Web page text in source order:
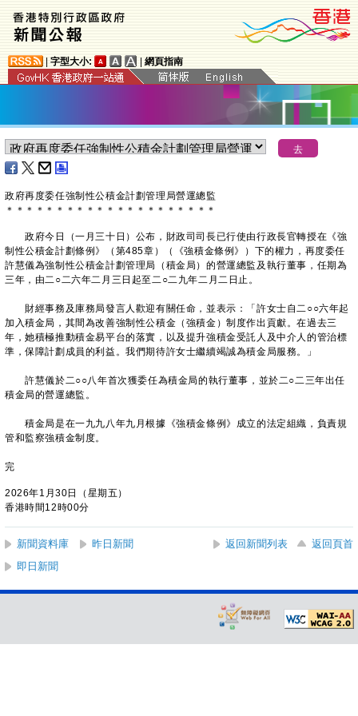
字型大小: 網頁指南
​政府再度委任強制性公積金計劃管理局營運總監
＊ ＊ ＊ ＊ ＊ ＊ ＊ ＊ ＊ ＊ ＊ ＊ ＊ ＊ ＊ ＊ ＊ ＊ ＊ ＊ ＊
政府今日（一月三十日）公布，財政司司長已行使由行政長官轉授在《強
制性公積金計劃條例》（第485章）（《強積金條例》）下的權力，再度委任
許慧儀為強制性公積金計劃管理局（積金局）的營運總監及執行董事，任期為
三年，由二○二六年二月三日起至二○二九年二月二日止。
財經事務及庫務局發言人歡迎有關任命，並表示：「許女士自二○○六年起
加入積金局，其間為改善強制性公積金（強積金）制度作出貢獻。在過去三
年，她積極推動積金易平台的落實，以及提升強積金受託人及中介人的管治標
準，保障計劃成員的利益。我們期待許女士繼續竭誠為積金局服務。」
許慧儀於二○○八年首次獲委任為積金局的執行董事，並於二○二三年出任
積金局的營運總監。
積金局是在一九九八年九月根據《強積金條例》成立的法定組織，負責規
管和監察強積金制度。
完
2026年1月30日（星期五）
香港時間12時00分
新聞資料庫 昨日新聞 返回新聞列表
返回頁首
即日新聞